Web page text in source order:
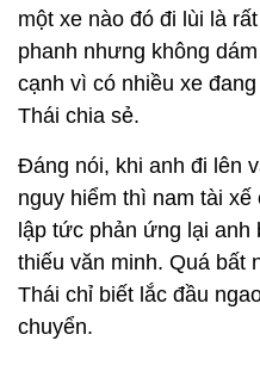
một xe nào đó đi lùi là
phanh nhưng không
cạnh vì có nhiều xe
Thái chia sẻ.
Đáng nói, khi anh đi lên
nguy hiểm thì nam tài
lập tức phản ứng lại
thiếu văn minh. Quá bất
Thái chỉ biết lắc đầu
chuyển.